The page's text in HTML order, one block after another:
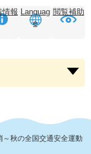
情報 Languag
e
閲覧補助
ー
を
～秋の全国交通安全運動